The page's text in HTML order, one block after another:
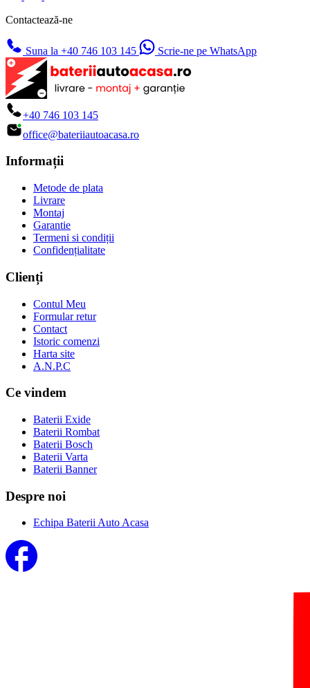
Contactează-ne
Suna la +40 746 103 145 Scrie-ne pe WhatsApp
+40 746 103 145
office@bateriiautoacasa.ro
Informații
Metode de plata
Livrare
Montaj
Garantie
Termeni si condiții
Confidențialitate
Clienți
Contul Meu
Formular retur
Contact
Istoric comenzi
Harta site
A.N.P.C
Ce vindem
Baterii Exide
Baterii Rombat
Baterii Bosch
Baterii Varta
Baterii Banner
Despre noi
Echipa Baterii Auto Acasa